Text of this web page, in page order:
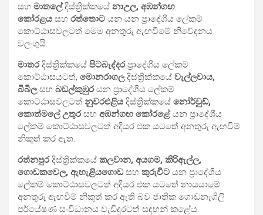
සහ මාතලේදිස්ත්‍රික්කයේ නාඋල, අඹන්ගඟ
කෝරළය සහ රත්තොට යන යන ප්‍රාදේශීය ලේකම්
කොට්ඨාසවලටත් මෙම අනතුරු ඇඟවීමේ නිවේදනය
වලංගුයි.
මාතරදිස්ත්‍රික්කයේ පිටබැද්දරප්‍රාදේශීය ලේකම්
කොට්ඨාසයටත්, මොනරාගලදිස්ත්‍රික්කයේ වැල්ලවාය,
බිබිලසහ බඩල්කුඹුරයන ප්‍රාදේශීය ලේකම්
කොට්ඨාසවලටත් නුවරඑළිය දිස්ත්‍රික්කයේ නෝර්වුඩ්,
කොත්මලේ උතුරසහ අඹන්ගඟ කෝරළේයන ප්‍රාදේශීය
ලේකම් කොට්ඨාසවලටත් අදියර එක යටතේ අනතුරු ඇඟවීම්
නිකුත් කර ඇත.
රත්නපුරදිස්ත්‍රික්කයේ කලවාන, අයගම, කිරිඇල්ල,
ගොඩකවෙල, ඇහැළියගොඩ සහ කුරුවිට යන ප්‍රාදේශීය
ලේකම් කොට්ඨාසවලටත් අදියර එක යටතේ නායයාමේ
අනතුරු ඇඟවීම් නිකුත් කර ඇති බව ජාතික ගොඩනැගිලි
පර්යේෂණ සංවිධානය වැඩිදුරටත් සඳහන් කළේය.